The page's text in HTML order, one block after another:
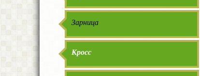
Зарница
Кросс